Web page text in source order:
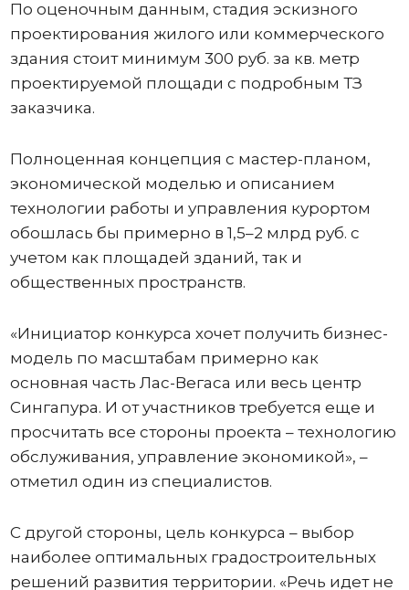
По оценочным данным, стадия эскизного
проектирования жилого или коммерческого
здания стоит минимум 300 руб. за кв. метр
проектируемой площади с подробным ТЗ
заказчика.
Полноценная концепция с мастер-планом,
экономической моделью и описанием
технологии работы и управления курортом
обошлась бы примерно в 1,5–2 млрд руб. с
учетом как площадей зданий, так и
общественных пространств.
«Инициатор конкурса хочет получить бизнес-
модель по масштабам примерно как
основная часть Лас-Вегаса или весь центр
Сингапура. И от участников требуется еще и
просчитать все стороны проекта – технологию
обслуживания, управление экономикой», –
отметил один из специалистов.
С другой стороны, цель конкурса – выбор
наиболее оптимальных градостроительных
решений развития территории. «Речь идет не